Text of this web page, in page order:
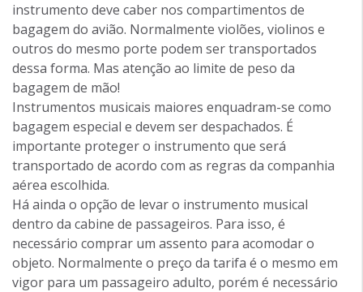
instrumento deve caber nos compartimentos de
bagagem do avião. Normalmente violões, violinos e
outros do mesmo porte podem ser transportados
dessa forma. Mas atenção ao limite de peso da
bagagem de mão!
Instrumentos musicais maiores enquadram-se como
bagagem especial e devem ser despachados. É
importante proteger o instrumento que será
transportado de acordo com as regras da companhia
aérea escolhida.
Há ainda o opção de levar o instrumento musical
dentro da cabine de passageiros. Para isso, é
necessário comprar um assento para acomodar o
objeto. Normalmente o preço da tarifa é o mesmo em
vigor para um passageiro adulto, porém é necessário